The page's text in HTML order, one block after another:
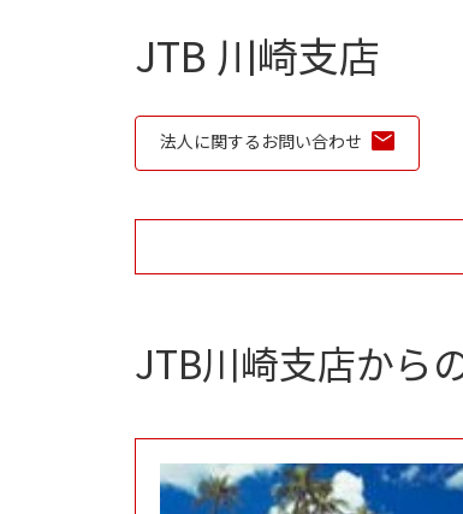
JTB 川崎支店
法人に関するお問い合わせ
JTB川崎支店から